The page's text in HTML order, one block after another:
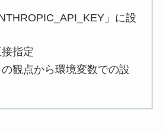
」に設
指定
観点から環境変数での設